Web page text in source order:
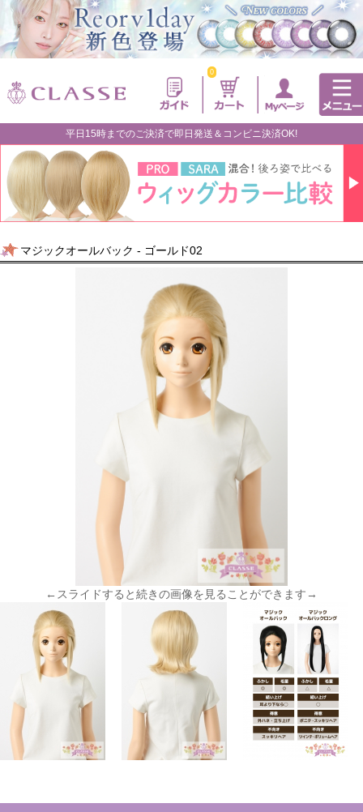
0
平日15時までのご決済で即日発送＆コンビニ決済OK!
マジックオールバック - ゴールド02
←スライドすると続きの画像を見ることができます→